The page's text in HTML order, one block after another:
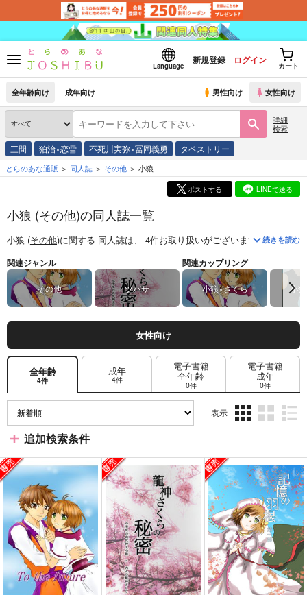
Language
新規登録 ログイン
カート
全年齢向け 成年向け 男性向け 女性向け
詳細
検索
三間 狛治×恋雪 不死川実弥×冨岡義勇 タペストリー
とらのあな通販 同人誌 その他 小狼
ポストする LINEで送る
小狼 (その他)の同人誌一覧
小狼 (その他)に関する 同人誌は、 4件お取り扱いがございます。「to
続きを読む
関連ジャンル
その他 ツバサ
関連カップリング
小狼×さくら 小
女性向け
全年齢
4件
成年
4件
電子書籍
全年齢
0件
電子書籍
成年
0件
表示
ム
表
示
ム
表
示
ム
表
示
追加検索条件